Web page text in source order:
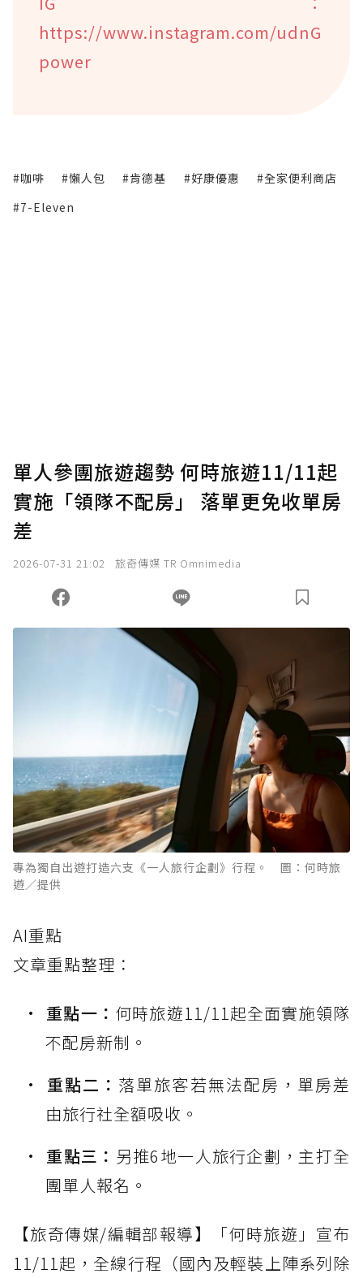
https://www.instagram.com/udnG
power
#咖啡 #懶人包 #肯德基 #好康優惠
#全家便利商店
#7-Eleven
單人參團旅遊趨勢 何時旅遊11/11起
實施「領隊不配房」 落單更免收單房
差
2026-07-31 21:02 旅奇傳媒 TR Omnimedia
專為獨自出遊打造六支《一人旅行企劃》行程。 圖：何時旅
遊／提供
AI重點
文章重點整理：
重點一： 何時旅遊11/11起全面實施領隊
不配房新制。
重點二： 落單旅客若無法配房，單房差
由旅行社全額吸收。
重點三： 另推6地一人旅行企劃，主打全
團單人報名。
【旅奇傳媒/編輯部報導】「何時旅遊」宣布
11/11起，全線行程（國內及輕裝上陣系列除